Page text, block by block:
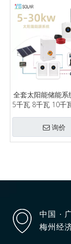
全套太阳能储能系
5千瓦 8千瓦 10千
询价
中国 ·
梅州经